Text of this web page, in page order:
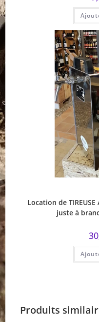
Location de
juste à
Produits